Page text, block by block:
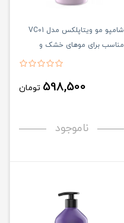
شامپو مو ویتاپلکس مدل VC01
مناسب برای موهای خشک و
598,500 تومان
ناموجود